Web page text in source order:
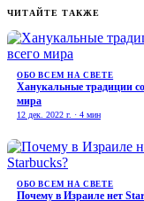
ЧИТАЙТЕ ТАКЖЕ
ОБО ВСЕМ НА СВЕТЕ
Ханукальные традиции со
мира
12 дек. 2022 г. · 4 мин
ОБО ВСЕМ НА СВЕТЕ
Почему в Израиле нет